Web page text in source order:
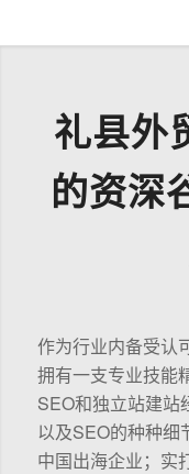
礼县外
的资深
作为行业内备受认
拥有一支专业技能
SEO和独立站建站
以及SEO的种种细
中国出海企业；实